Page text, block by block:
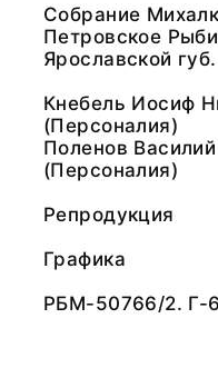
Собрание
Петровское
Ярославской губ.
Кнебель Иосиф
(Персоналия)
Поленов
(Персоналия)
Репродукция
Графика
РБМ-50766/2. Г-